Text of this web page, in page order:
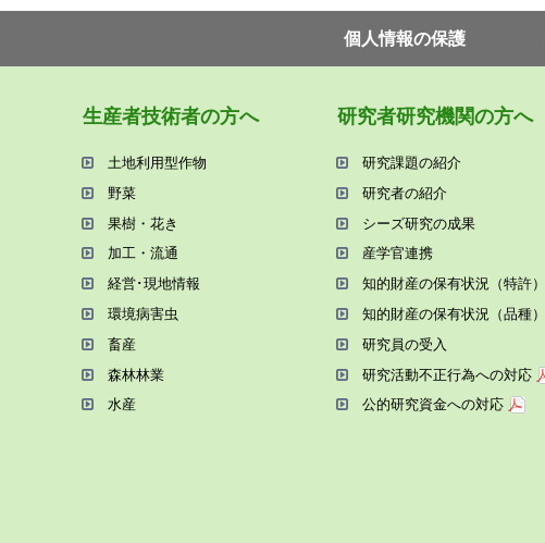
個⼈情報の保護
⽣産者技術者の⽅へ
⼟地利⽤型作物
野菜
果樹・花き
加⼯・流通
経営･現地情報
環境病害⾍
畜産
森林林業
⽔産
研究者研究機関の⽅へ
研究課題の紹介
研究者の紹介
シーズ研究の成果
産学官連携
知的財産の保有状況（特許）
知的財産の保有状況（品種）
研究員の受⼊
研究活動不正⾏為への対応
公的研究資金への対応